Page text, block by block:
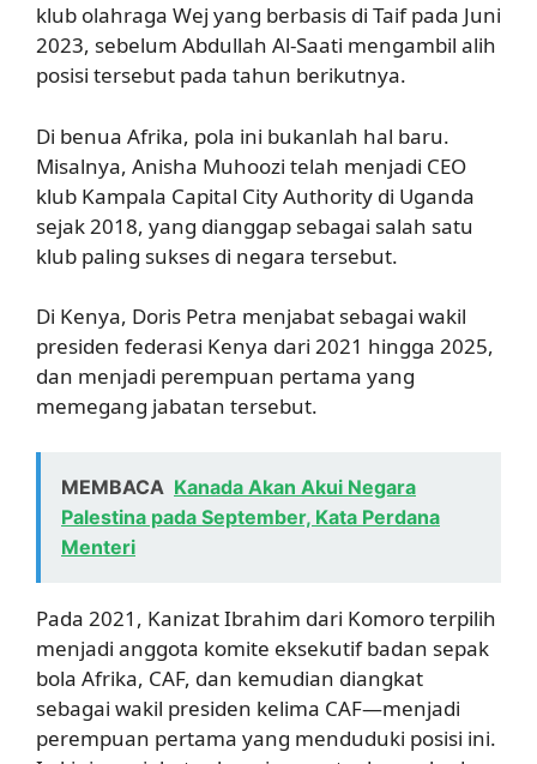
klub olahraga Wej yang berbasis di Taif pada Juni
2023, sebelum Abdullah Al-Saati mengambil alih
posisi tersebut pada tahun berikutnya.
Di benua Afrika, pola ini bukanlah hal baru.
Misalnya, Anisha Muhoozi telah menjadi CEO
klub Kampala Capital City Authority di Uganda
sejak 2018, yang dianggap sebagai salah satu
klub paling sukses di negara tersebut.
Di Kenya, Doris Petra menjabat sebagai wakil
presiden federasi Kenya dari 2021 hingga 2025,
dan menjadi perempuan pertama yang
memegang jabatan tersebut.
MEMBACA Kanada Akan Akui Negara
Palestina pada September, Kata Perdana
Menteri
Pada 2021, Kanizat Ibrahim dari Komoro terpilih
menjadi anggota komite eksekutif badan sepak
bola Afrika, CAF, dan kemudian diangkat
sebagai wakil presiden kelima CAF—menjadi
perempuan pertama yang menduduki posisi ini.